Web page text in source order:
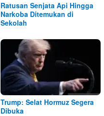
Ratusan Senjata Api Hingga
Narkoba Ditemukan di
Sekolah
Trump: Selat Hormuz Segera
Dibuka